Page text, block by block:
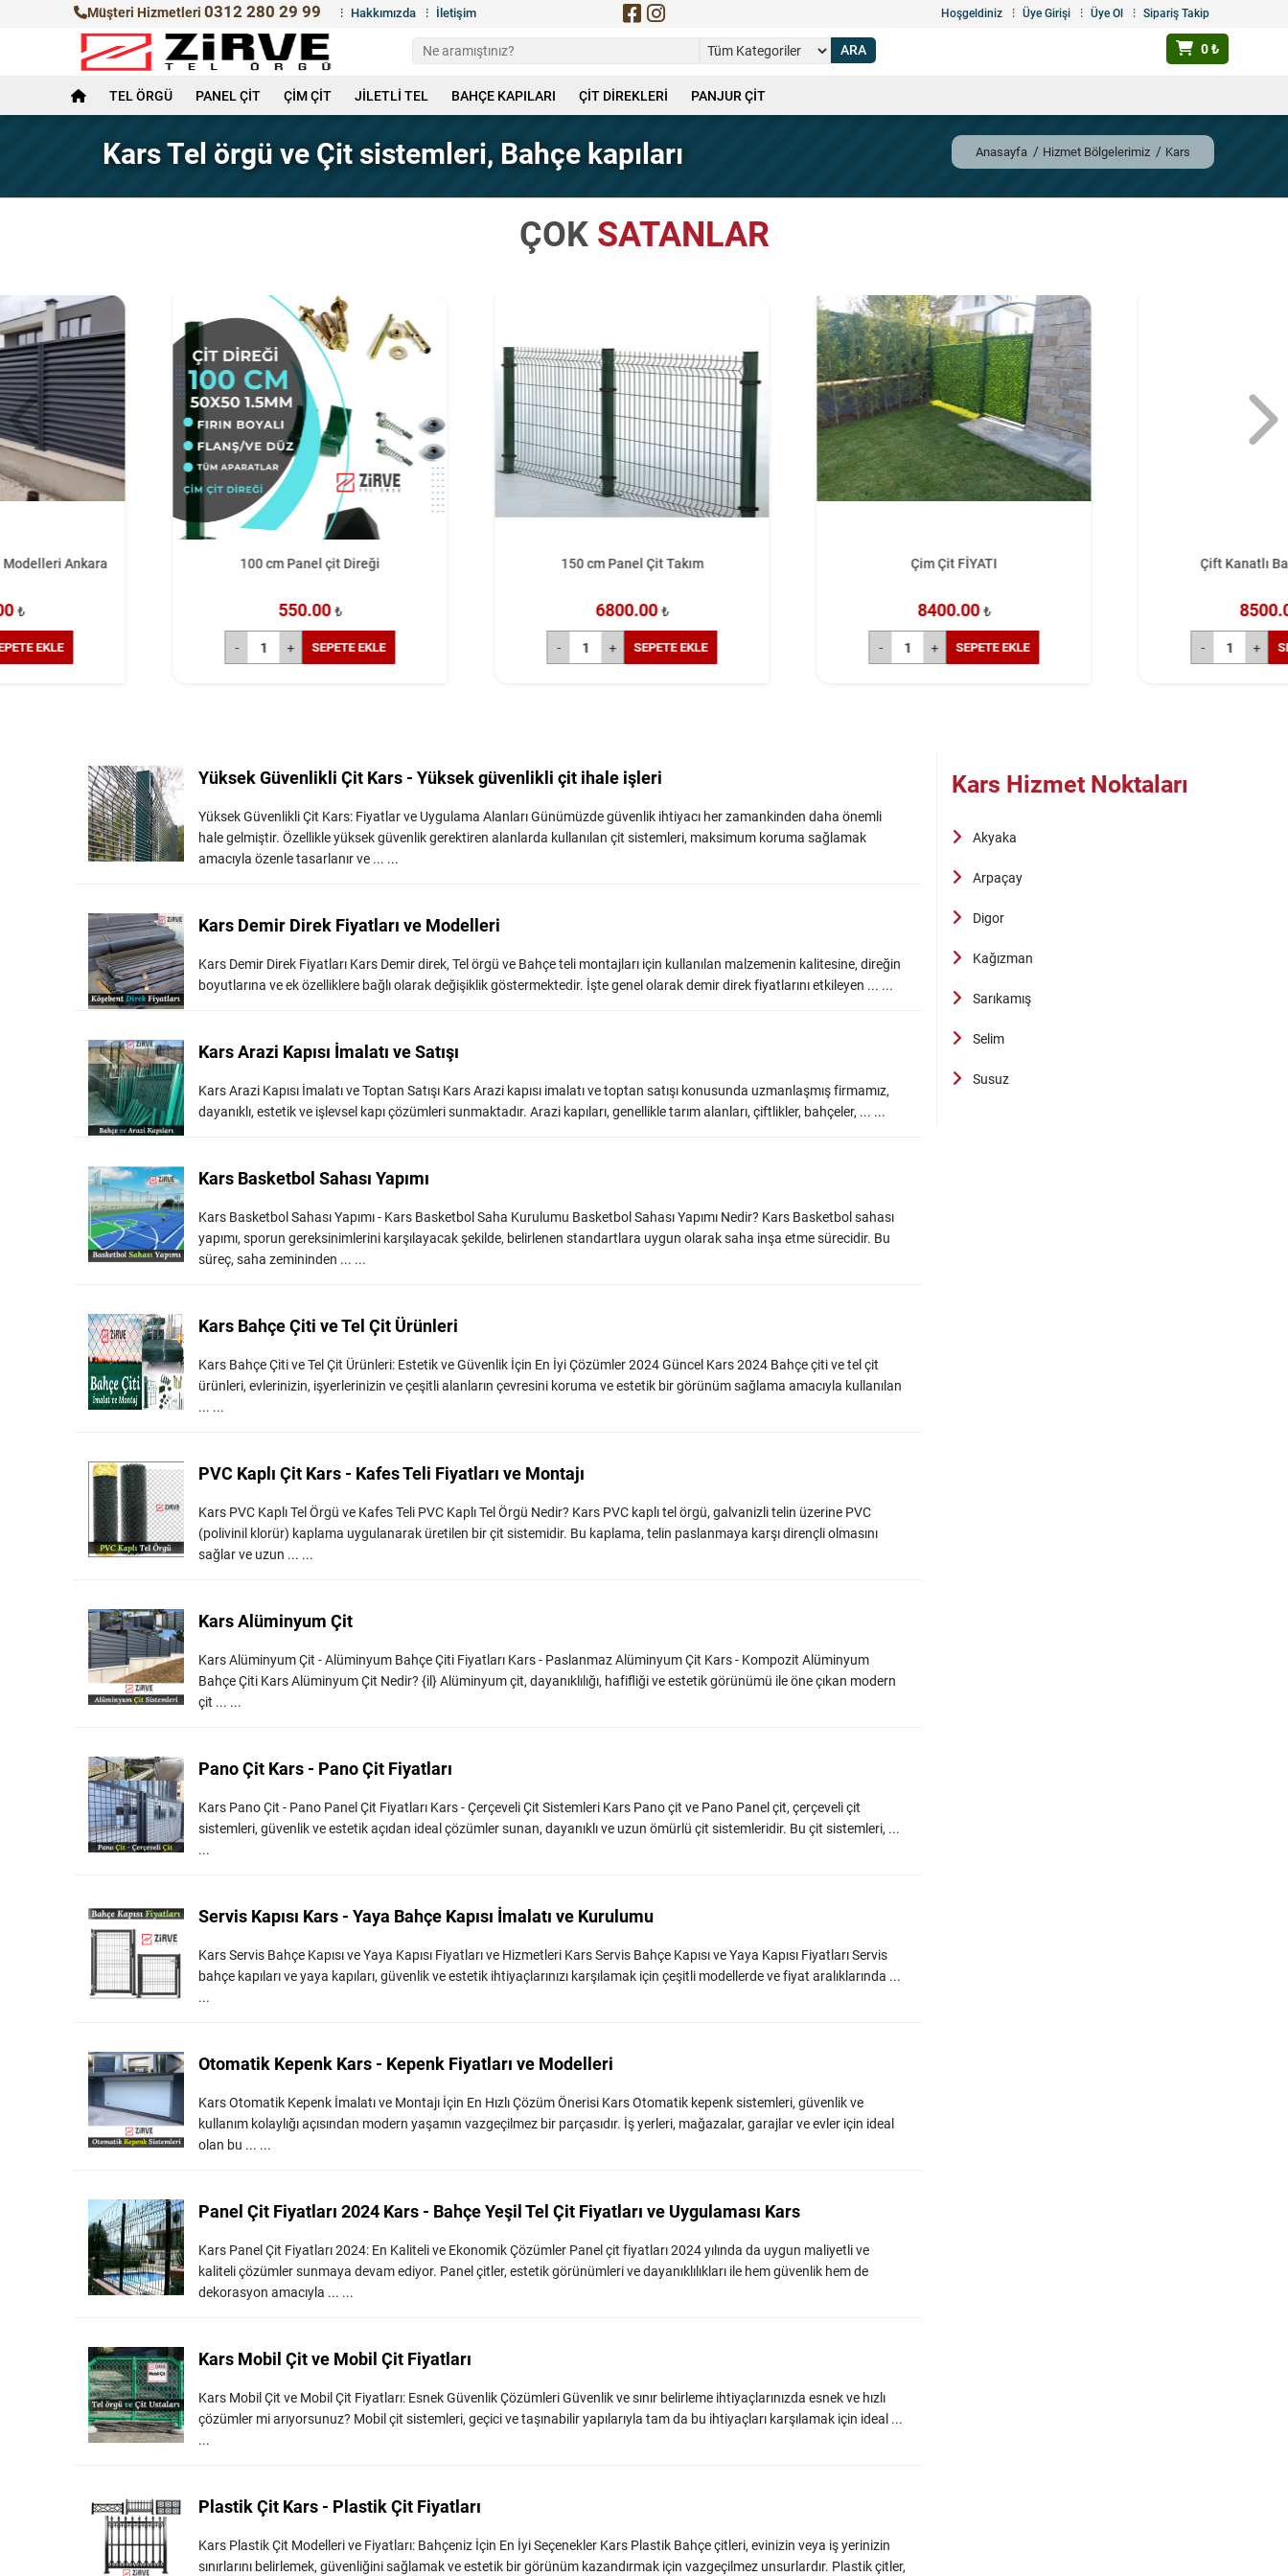
Müşteri Hizmetleri 0312 280 29 99 Hakkımızda İletişim Hoşgeldiniz Üye Girişi Üye Ol Sipariş Takip
0 ₺
TEL ÖRGÜ PANEL ÇİT ÇİM ÇİT JİLETLİ TEL BAHÇE KAPILARI ÇİT DİREKLERİ PANJUR ÇİT
Anasayfa Hizmet Bölgelerimiz Kars
Kars Tel örgü ve Çit sistemleri, Bahçe kapıları
ÇOK SATANLAR
100 cm Panel çit Direği
SEPETE EKLE SEPETE EKLE SEPETE EKLE
Çift Kanatlı Bahçe Kapısı
SEPETE EKLE
Yüksek Güvenlikli Çit Kars - Yüksek güvenlikli çit ihale işleri
Yüksek Güvenlikli Çit Kars: Fiyatlar ve Uygulama Alanları Günümüzde güvenlik ihtiyacı her zamankinden daha önemli
hale gelmiştir. Özellikle yüksek güvenlik gerektiren alanlarda kullanılan çit sistemleri, maksimum koruma sağlamak
amacıyla özenle tasarlanır ve ... ...
Kars Demir Direk Fiyatları ve Modelleri
Kars Demir Direk Fiyatları Kars Demir direk, Tel örgü ve Bahçe teli montajları için kullanılan malzemenin kalitesine, direğin
boyutlarına ve ek özelliklere bağlı olarak değişiklik göstermektedir. İşte genel olarak demir direk fiyatlarını etkileyen ... ...
Kars Arazi Kapısı İmalatı ve Satışı
Kars Arazi Kapısı İmalatı ve Toptan Satışı Kars Arazi kapısı imalatı ve toptan satışı konusunda uzmanlaşmış firmamız,
dayanıklı, estetik ve işlevsel kapı çözümleri sunmaktadır. Arazi kapıları, genellikle tarım alanları, çiftlikler, bahçeler, ... ...
Kars Basketbol Sahası Yapımı
Kars Basketbol Sahası Yapımı - Kars Basketbol Saha Kurulumu Basketbol Sahası Yapımı Nedir? Kars Basketbol sahası
yapımı, sporun gereksinimlerini karşılayacak şekilde, belirlenen standartlara uygun olarak saha inşa etme sürecidir. Bu
süreç, saha zemininden ... ...
Kars Bahçe Çiti ve Tel Çit Ürünleri
Kars Bahçe Çiti ve Tel Çit Ürünleri: Estetik ve Güvenlik İçin En İyi Çözümler 2024 Güncel Kars 2024 Bahçe çiti ve tel çit
ürünleri, evlerinizin, işyerlerinizin ve çeşitli alanların çevresini koruma ve estetik bir görünüm sağlama amacıyla kullanılan
... ...
PVC Kaplı Çit Kars - Kafes Teli Fiyatları ve Montajı
Kars PVC Kaplı Tel Örgü ve Kafes Teli PVC Kaplı Tel Örgü Nedir? Kars PVC kaplı tel örgü, galvanizli telin üzerine PVC
(polivinil klorür) kaplama uygulanarak üretilen bir çit sistemidir. Bu kaplama, telin paslanmaya karşı dirençli olmasını
sağlar ve uzun ... ...
Kars Alüminyum Çit
Kars Alüminyum Çit - Alüminyum Bahçe Çiti Fiyatları Kars - Paslanmaz Alüminyum Çit Kars - Kompozit Alüminyum
Bahçe Çiti Kars Alüminyum Çit Nedir? {il} Alüminyum çit, dayanıklılığı, hafifliği ve estetik görünümü ile öne çıkan modern
çit ... ...
Pano Çit Kars - Pano Çit Fiyatları
Kars Pano Çit - Pano Panel Çit Fiyatları Kars - Çerçeveli Çit Sistemleri Kars Pano çit ve Pano Panel çit, çerçeveli çit
sistemleri, güvenlik ve estetik açıdan ideal çözümler sunan, dayanıklı ve uzun ömürlü çit sistemleridir. Bu çit sistemleri, ...
...
Servis Kapısı Kars - Yaya Bahçe Kapısı İmalatı ve Kurulumu
Kars Servis Bahçe Kapısı ve Yaya Kapısı Fiyatları ve Hizmetleri Kars Servis Bahçe Kapısı ve Yaya Kapısı Fiyatları Servis
bahçe kapıları ve yaya kapıları, güvenlik ve estetik ihtiyaçlarınızı karşılamak için çeşitli modellerde ve fiyat aralıklarında ...
...
Otomatik Kepenk Kars - Kepenk Fiyatları ve Modelleri
Kars Otomatik Kepenk İmalatı ve Montajı İçin En Hızlı Çözüm Önerisi Kars Otomatik kepenk sistemleri, güvenlik ve
kullanım kolaylığı açısından modern yaşamın vazgeçilmez bir parçasıdır. İş yerleri, mağazalar, garajlar ve evler için ideal
olan bu ... ...
Panel Çit Fiyatları 2024 Kars - Bahçe Yeşil Tel Çit Fiyatları ve Uygulaması Kars
Kars Panel Çit Fiyatları 2024: En Kaliteli ve Ekonomik Çözümler Panel çit fiyatları 2024 yılında da uygun maliyetli ve
kaliteli çözümler sunmaya devam ediyor. Panel çitler, estetik görünümleri ve dayanıklılıkları ile hem güvenlik hem de
dekorasyon amacıyla ... ...
Kars Mobil Çit ve Mobil Çit Fiyatları
Kars Mobil Çit ve Mobil Çit Fiyatları: Esnek Güvenlik Çözümleri Güvenlik ve sınır belirleme ihtiyaçlarınızda esnek ve hızlı
çözümler mi arıyorsunuz? Mobil çit sistemleri, geçici ve taşınabilir yapılarıyla tam da bu ihtiyaçları karşılamak için ideal ...
...
Plastik Çit Kars - Plastik Çit Fiyatları
Kars Plastik Çit Modelleri ve Fiyatları: Bahçeniz İçin En İyi Seçenekler Kars Plastik Bahçe çitleri, evinizin veya iş yerinizin
sınırlarını belirlemek, güvenliğini sağlamak ve estetik bir görünüm kazandırmak için vazgeçilmez unsurlardır. Plastik çitler,
Kars Hizmet Noktaları
Akyaka
Arpaçay
Digor
Kağızman
Sarıkamış
Selim
Susuz